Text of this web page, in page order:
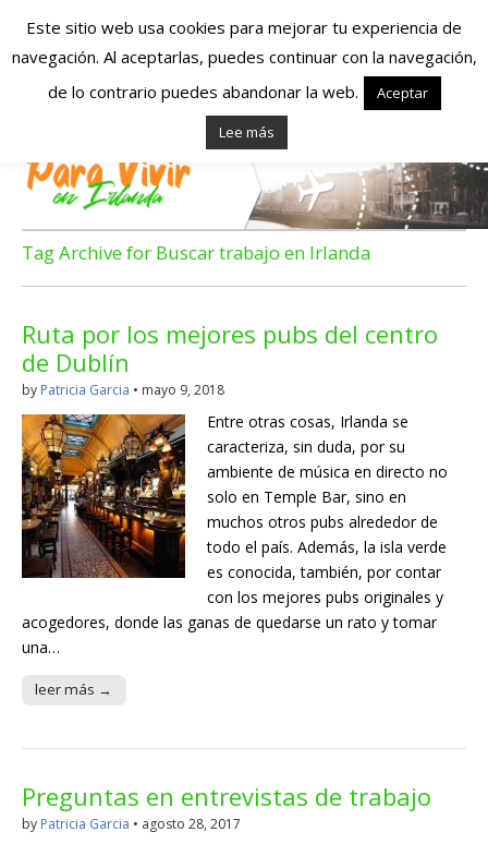
Españoles en
Irlanda – Vivir en
Irlanda – Trabajo
en Irlanda –
Alojamiento en
Irlanda
Blog dedicado a los que viven, estudian y trabajan en
Irlanda!
Tag Archive for Buscar trabajo en Irlanda
Ruta por los mejores pubs del centro
de Dublín
by Patricia Garcia • mayo 9, 2018
Entre otras cosas, Irlanda se
caracteriza, sin duda, por su
ambiente de música en directo no
solo en Temple Bar, sino en
muchos otros pubs alrededor de
todo el país. Además, la isla verde
es conocida, también, por contar
con los mejores pubs originales y
acogedores, donde las ganas de quedarse un rato y tomar
una…
leer más →
Preguntas en entrevistas de trabajo
by Patricia Garcia • agosto 28, 2017
Este sitio web usa cookies para mejorar tu experiencia de
navegación. Al aceptarlas, puedes continuar con la navegación,
de lo contrario puedes abandonar la web.
Aceptar
Lee más